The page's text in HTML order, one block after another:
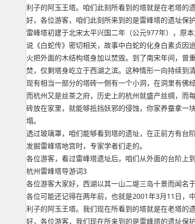
利子的阿玉王塔。咱们此刻所看到的塔就是在老塔的
好，各位游客，咱们此刻所来到的是雷峰塔的遗址保
雷峰塔初建于北宋太平兴国二年（公元977年），原
说《白蛇传》密切相关，故事中白蛇的化身白素贞因
火把外面的木结构塔身加以焚毁。到了南宋年间，曾
焚，仅剩塔身屹立于西湖之滨。这种情形一向持续到
现有相当一部分的塔砖一侧有一个小洞，在洞里有佛
而杭州又是丝茶之府，历史上的杭州就盛产丝绸，而
砖放在家里，就能够抵挡妖邪的侵蚀，你家养蚕拿一
塌。
透过玻璃罩，咱们能够看到塔的遗址，在正前方有台
发掘雷峰塔地宫时，专家学者们走的。
各位游客，看过雷峰塔遗址后，咱们从外面的台阶上
杭州雷峰塔导游词3
各位游客大家好，西湖以其一山二堤三岛十景而闻名
各位可能还记得在两年前，也就是2001年3月11日，
利子的阿玉王塔。我们现在所看到的塔就是在老塔的
好，各位游客，我们现在所来到的是雷峰塔的遗址保